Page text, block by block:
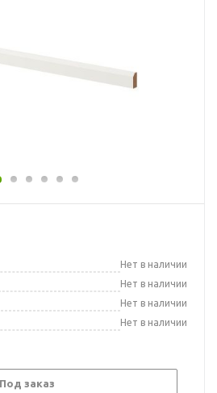
Нет в наличии
Нет в наличии
Нет в наличии
Нет в наличии
Под заказ